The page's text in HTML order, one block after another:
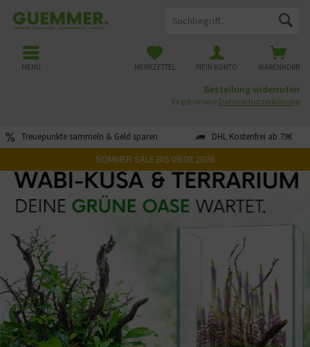
Treuepunkte sammeln & Geld sparen DHL Kostenfrei ab 79€
WARENKORB
MERKZETTEL MEIN KONTO
MENÜ
Bestellung widerrufen
Es gilt unsere Datenschutzerklärung
SOMMER SALE BIS 09.08.2026